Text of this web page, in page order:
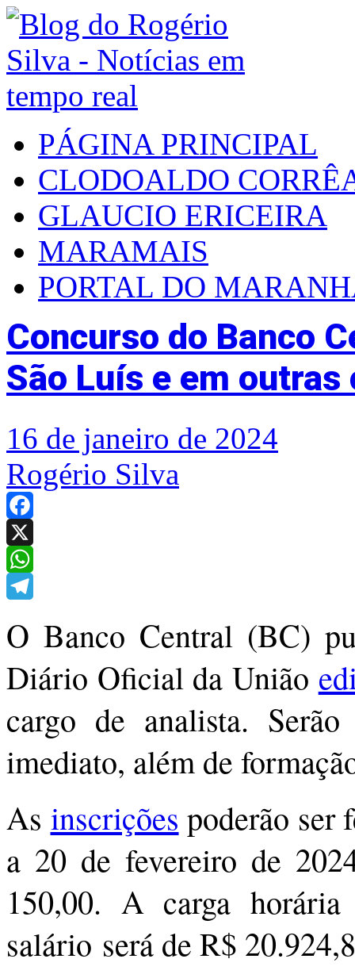
PÁGINA PRINCIPAL
CLODOALDO
GLAUCIO ERICEIRA
MARAMAIS
PORTAL DO
Concurso do Banco
São Luís e em
16 de janeiro de 2024
Rogério Silva
Facebook
X
WhatsApp
O Banco Central (BC)
Diário Oficial da União
cargo de analista.
imediato, além de
As inscrições poderão ser
a 20 de fevereiro de
150,00. A carga
salário será de R$